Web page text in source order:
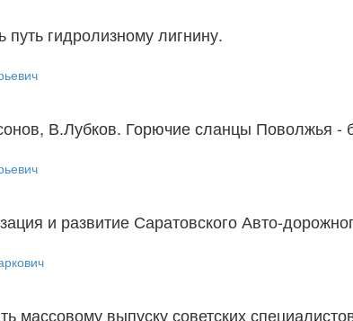
гидролизному лигнину.
В.Лубков. Горючие сланцы Поволжья -
и развитие Саратовского Авто-
массовому выпуску советских